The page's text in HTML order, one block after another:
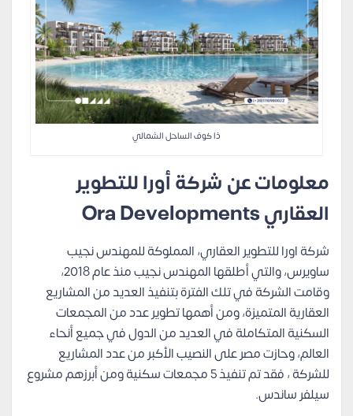
ذا كوف الساحل الشمالي
معلومات عن شركة أورا للتطوير
العقاري Ora Developments
شركة اورا للتطوير العقاري، المملوكة للمهندس نجيب
ساويرس، والتي أطلقها المهندس نجيب منذ عام 2018،
وقامت الشركة في تلك الفترة بتنفيذ العديد من المشاريع
العقارية المتميزة، ومن أهمها تطوير عدد من المجمعات
السكنية المتكاملة في العديد من الدول في جميع أنحاء
العالم، وحازت مصر على النصيب الأكبر من عدد المشاريع
للشركة ، فقد تم تنفيذ 5 مجمعات سكنية ومن أبرزهم مشروع
سيلفر ساندس.